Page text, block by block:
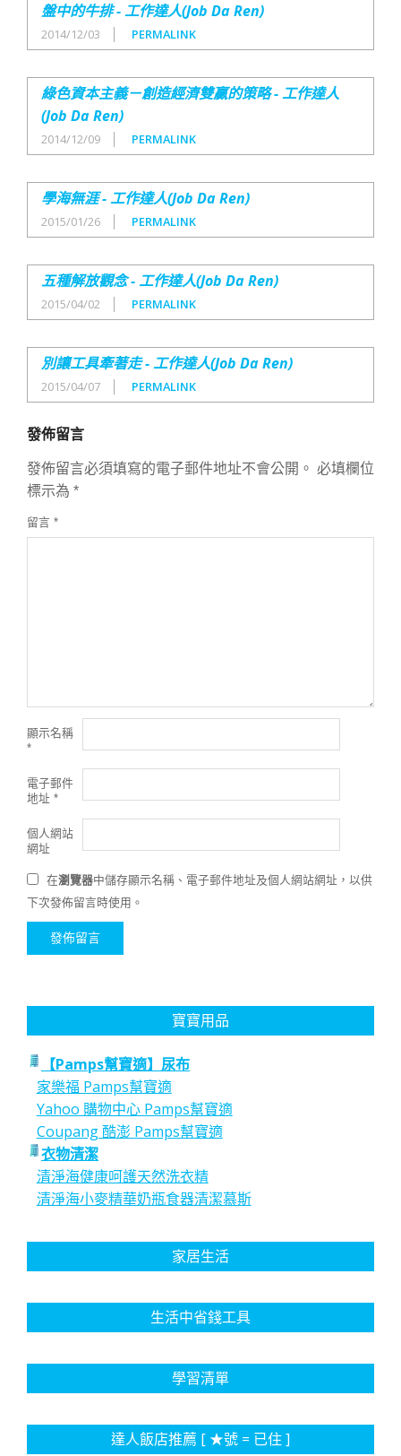
盤中的牛排 - 工作達人(Job Da Ren)
2014/12/03 PERMALINK
綠色資本主義－創造經濟雙贏的策略 - 工作達人
(Job Da Ren)
2014/12/09 PERMALINK
學海無涯 - 工作達人(Job Da Ren)
2015/01/26 PERMALINK
五種解放觀念 - 工作達人(Job Da Ren)
2015/04/02 PERMALINK
別讓工具牽著走 - 工作達人(Job Da Ren)
2015/04/07 PERMALINK
發佈留言
發佈留言必須填寫的電子郵件地址不會公開。 必填欄位
標示為 *
留言 *
顯示名稱
*
電子郵件
地址 *
個人網站
網址
在瀏覽器中儲存顯示名稱、電子郵件地址及個人網站網址，以供
下次發佈留言時使用。
寶寶用品
【Pamps幫寶適】尿布
家樂福 Pamps幫寶適
Yahoo 購物中心 Pamps幫寶適
Coupang 酷澎 Pamps幫寶適
衣物清潔
清淨海健康呵護天然洗衣精
清淨海小麥精華奶瓶食器清潔慕斯
家居生活
生活中省錢工具
學習清單
達人飯店推薦 [ ★號 = 已住 ]